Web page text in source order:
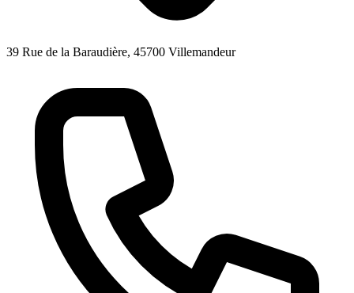
39 Rue de la Baraudière, 45700 Villemandeur